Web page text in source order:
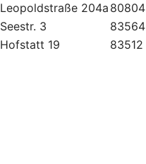
Leopoldstraße 204a 80804
Seestr. 3 83564
Hofstatt 19 83512